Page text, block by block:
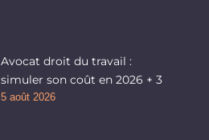
Avocat droit du travail :
simuler son coût en 2026 + 3
5 août 2026